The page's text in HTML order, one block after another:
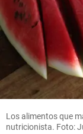
share
Luis Figo se
va contra
Infantino:
Los alimentos que
nutricionista. Foto: